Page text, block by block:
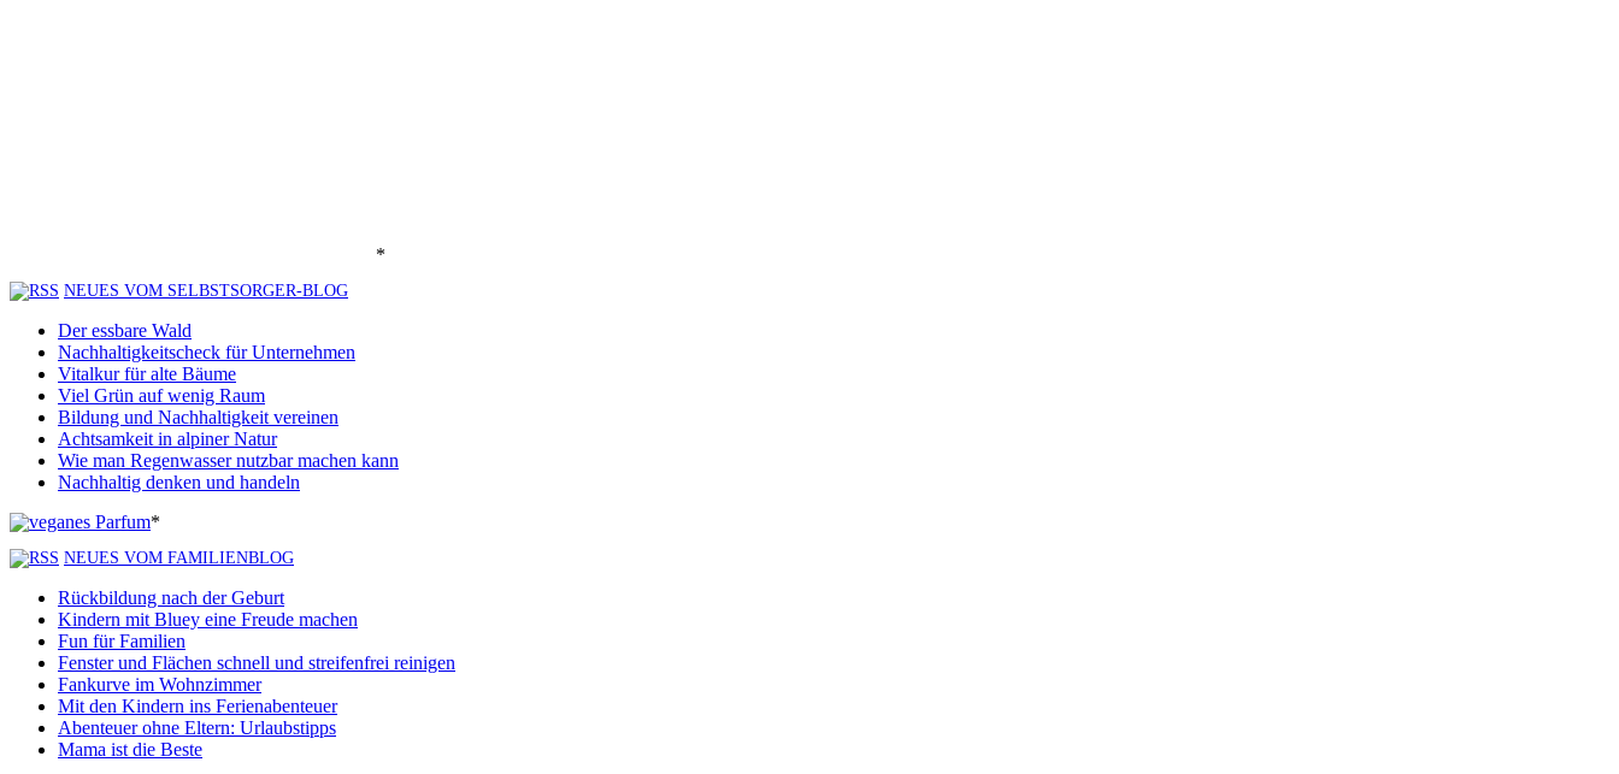
*
NEUES VOM SELBSTSORGER-BLOG
Der essbare Wald
Nachhaltigkeitscheck für Unternehmen
Vitalkur für alte Bäume
Viel Grün auf wenig Raum
Bildung und Nachhaltigkeit vereinen
Achtsamkeit in alpiner Natur
Wie man Regenwasser nutzbar machen kann
Nachhaltig denken und handeln
*
NEUES VOM FAMILIENBLOG
Rückbildung nach der Geburt
Kindern mit Bluey eine Freude machen
Fun für Familien
Fenster und Flächen schnell und streifenfrei reinigen
Fankurve im Wohnzimmer
Mit den Kindern ins Ferienabenteuer
Abenteuer ohne Eltern: Urlaubstipps
Mama ist die Beste